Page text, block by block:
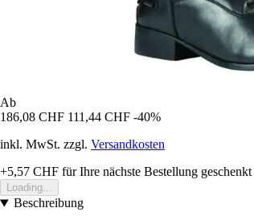
Ab
186,08 CHF 111,44 CHF -40%
inkl. MwSt. zzgl. Versandkosten
+5,57 CHF für Ihre nächste Bestellung geschenkt
Loading...
Beschreibung